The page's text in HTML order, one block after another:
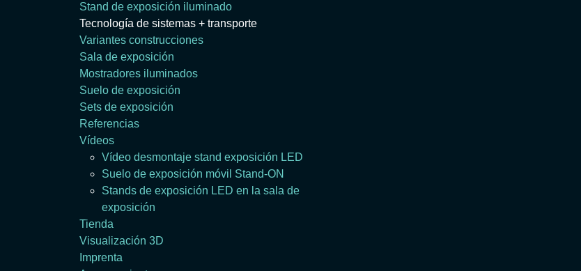
Stand de exposición iluminado
Tecnología de sistemas + transporte
Variantes construcciones
Sala de exposición
Mostradores iluminados
Suelo de exposición
Sets de exposición
Referencias
Vídeos
Vídeo desmontaje stand exposición LED
Suelo de exposición móvil Stand-ON
Stands de exposición LED en la sala de
exposición
Tienda
Visualización 3D
Imprenta